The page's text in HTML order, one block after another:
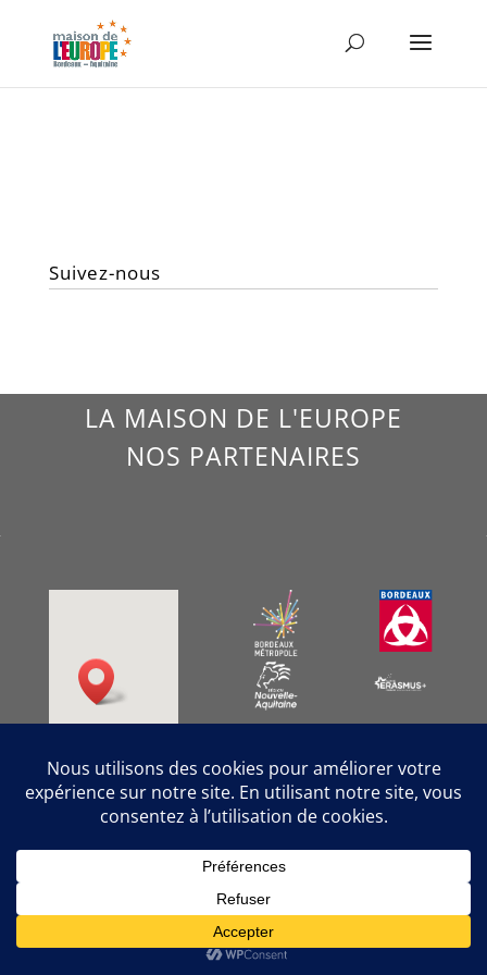
Suivez-nous
LA MAISON DE L'EUROPE
NOS PARTENAIRES